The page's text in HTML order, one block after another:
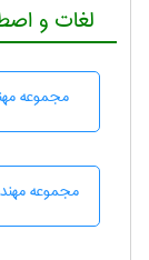
لغات و
مجموعه
مجموعه